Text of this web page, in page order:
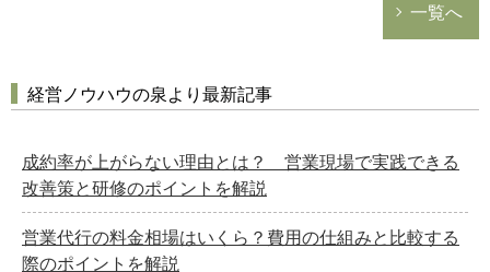
一覧へ
経営ノウハウの泉より最新記事
成約率が上がらない理由とは？ 営業現場で実践できる
改善策と研修のポイントを解説
営業代行の料金相場はいくら？費用の仕組みと比較する
際のポイントを解説